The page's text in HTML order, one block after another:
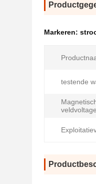
Markeren:
testende